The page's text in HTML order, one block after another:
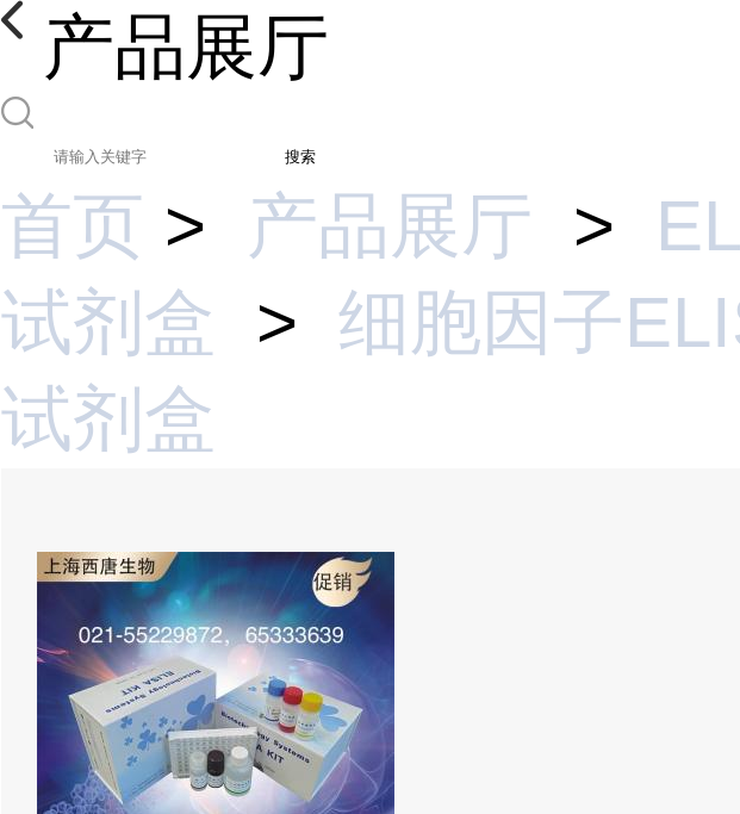
产品展厅
搜索
首页 > 产品展厅 >
试剂盒 > 细胞因子
试剂盒